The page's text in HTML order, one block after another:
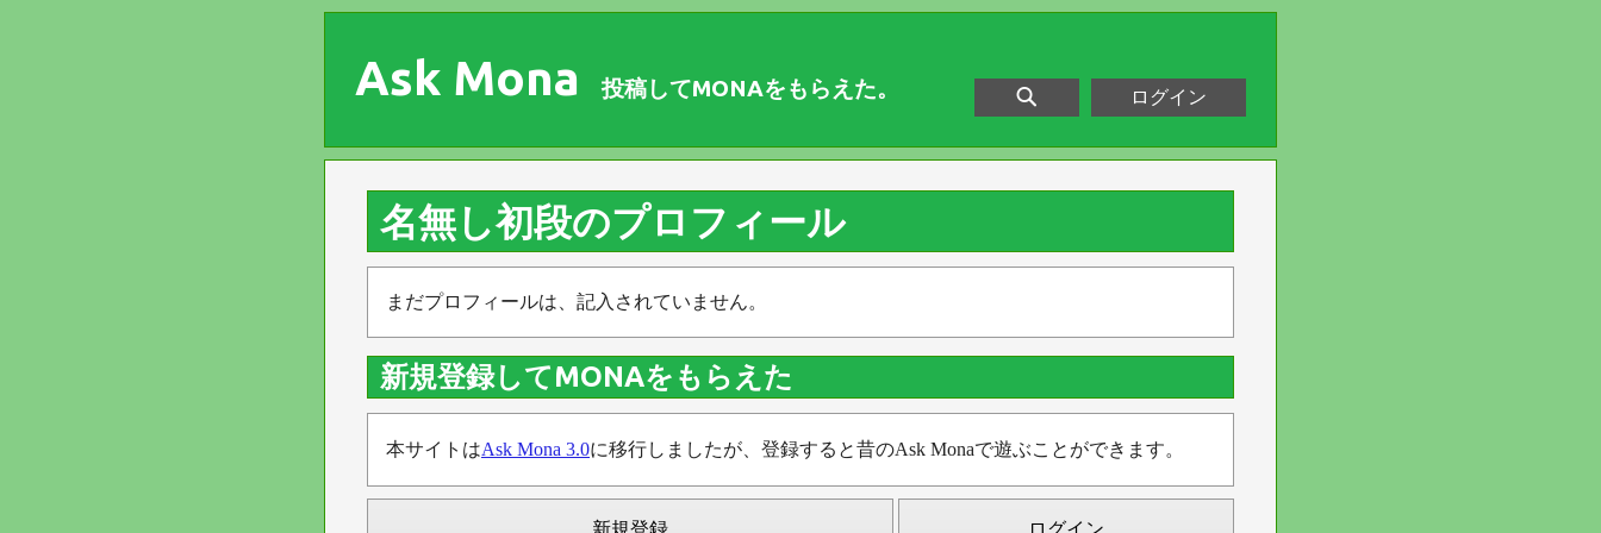
Ask Mona 投稿してMONAをもらえた。 ログイン
名無し初段のプロフィール
まだプロフィールは、記入されていません。
新規登録してMONAをもらえた
本サイトはAsk Mona 3.0に移行しましたが、登録すると昔のAsk Monaで遊ぶことができます。
新規登録 ログイン